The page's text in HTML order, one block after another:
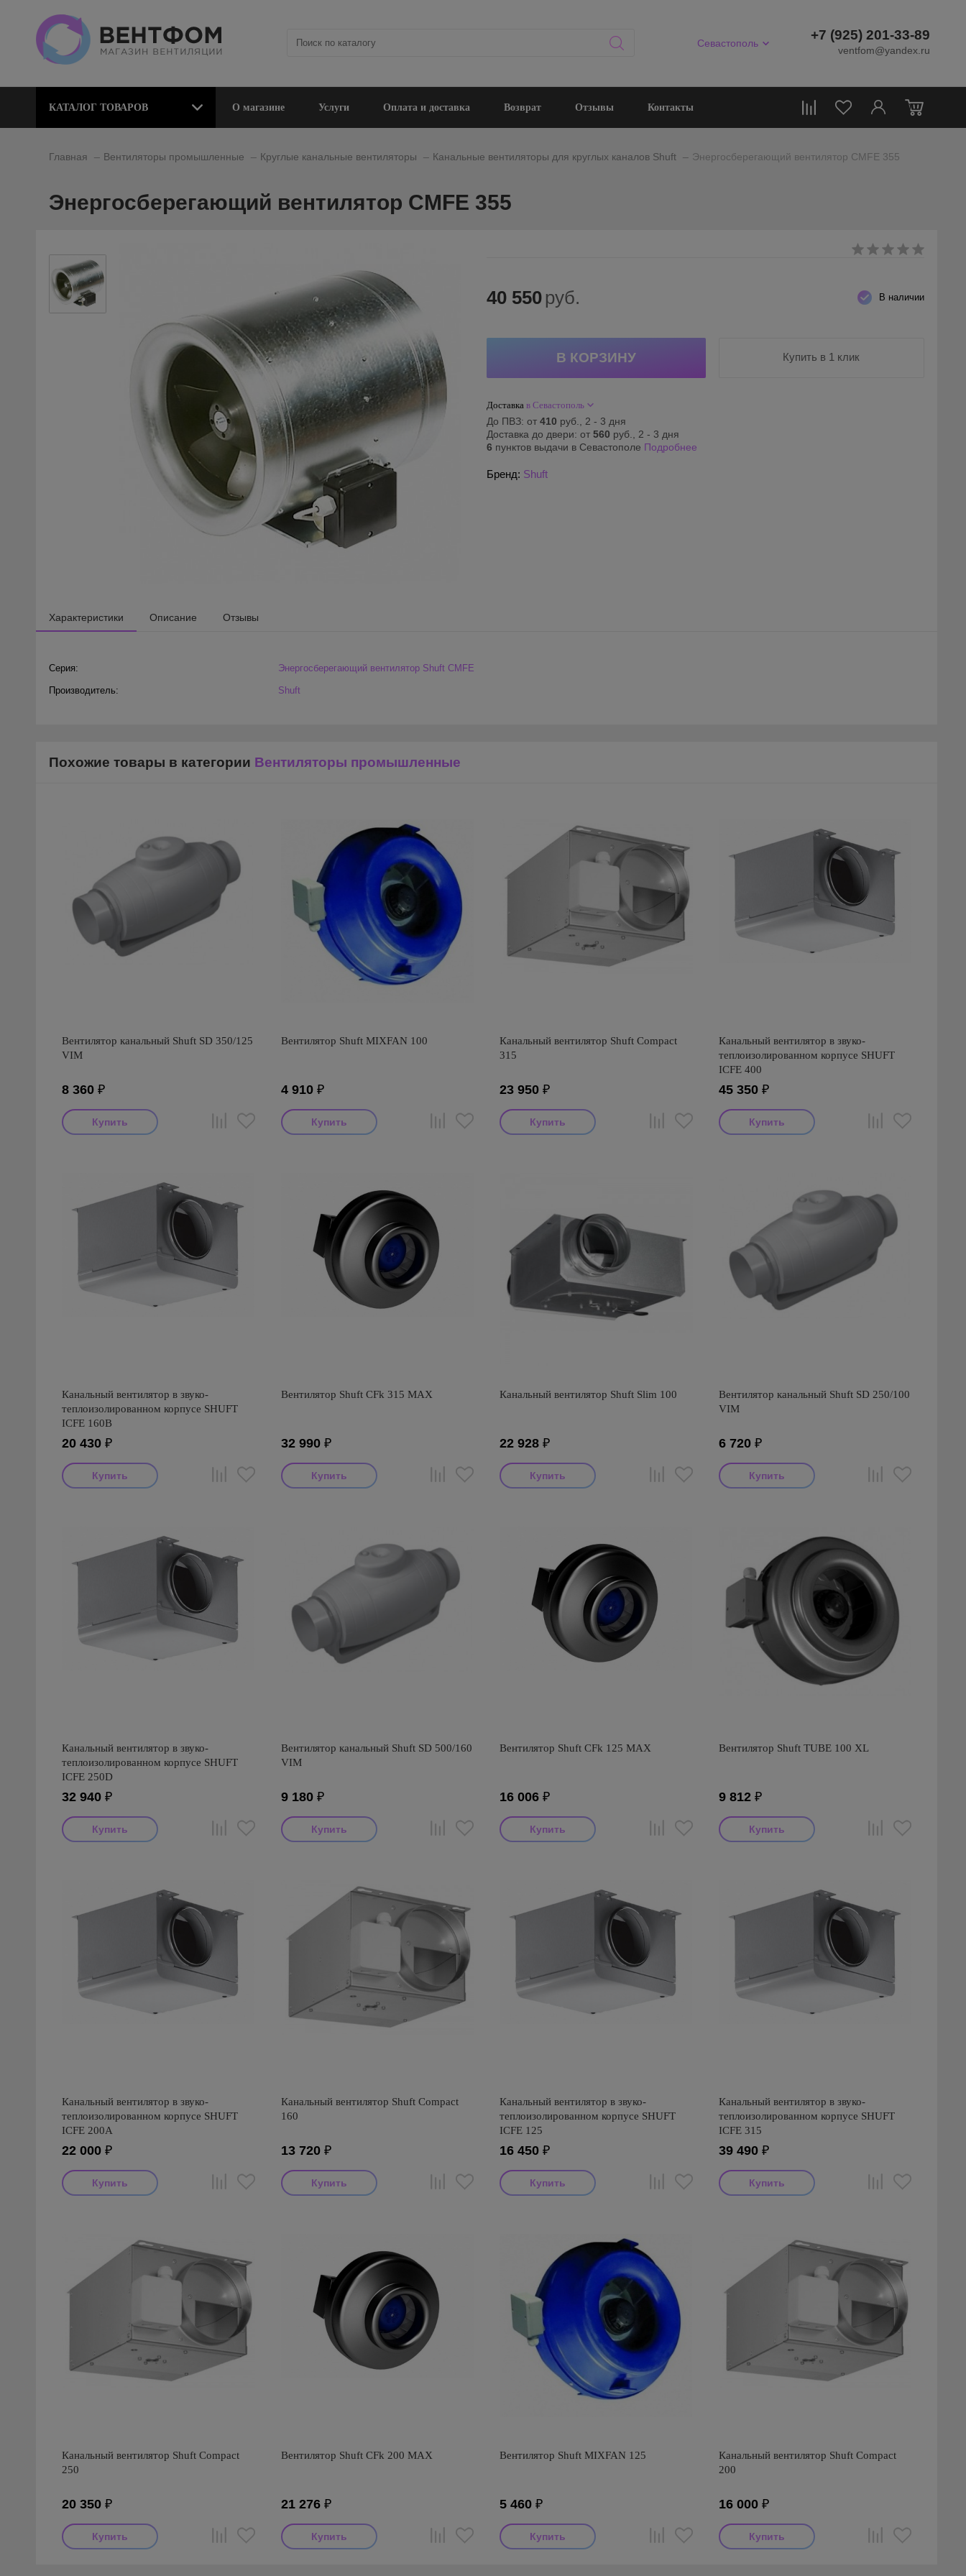
Севастополь
+7 (925) 201-33-89
ventfom@yandex.ru
0
КАТАЛОГ ТОВАРОВ О магазине Услуги Оплата и доставка Возврат Отзывы Контакты
Главная Вентиляторы промышленные Круглые канальные вентиляторы Канальные вентиляторы для круглых каналов Shuft Энергосберегающий вентилятор CMFE 355
Энергосберегающий вентилятор CMFE 355
В наличии
40 550 руб.
Купить в 1 клик
Доставка в Севастополь
До ПВЗ: от 410 руб., 2 - 3 дня
Доставка до двери: от 560 руб., 2 - 3 дня
6 пунктов выдачи в Севастополе Подробнее
Бренд: Shuft
Характеристики Описание Отзывы
Серия: Энергосберегающий вентилятор Shuft CMFE
Производитель: Shuft
Похожие товары в категории Вентиляторы промышленные
Вентилятор канальный Shuft SD 350/125
VIM
8 360 ₽
Вентилятор Shuft MIXFAN 100
4 910₽
Канальный вентилятор Shuft Compact
315
23 950 ₽
Канальный вентилятор в звуко-
теплоизолированном корпусе SHUFT
ICFE 400
45 350₽
Канальный вентилятор в звуко-
теплоизолированном корпусе SHUFT
ICFE 160В
20 430 ₽
Вентилятор Shuft CFk 315 MAX
32 990₽
Канальный вентилятор Shuft Slim 100
22 928 ₽
Вентилятор канальный Shuft SD 250/100
VIM
6 720₽
Канальный вентилятор в звуко-
теплоизолированном корпусе SHUFT
ICFE 250D
32 940 ₽
Вентилятор канальный Shuft SD 500/160
VIM
9 180₽
Вентилятор Shuft CFk 125 MAX
16 006 ₽
Вентилятор Shuft TUBE 100 XL
9 812₽
Канальный вентилятор в звуко-
теплоизолированном корпусе SHUFT
ICFE 200А
22 000 ₽
Канальный вентилятор Shuft Compact
160
13 720₽
Канальный вентилятор в звуко-
теплоизолированном корпусе SHUFT
ICFE 125
16 450 ₽
Канальный вентилятор в звуко-
теплоизолированном корпусе SHUFT
ICFE 315
39 490₽
Канальный вентилятор Shuft Compact
250
20 350 ₽
Вентилятор Shuft CFk 200 MAX
21 276₽
Вентилятор Shuft MIXFAN 125
5 460 ₽
Канальный вентилятор Shuft Compact
200
16 000₽